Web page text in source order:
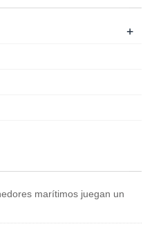
+
marítimos juegan un